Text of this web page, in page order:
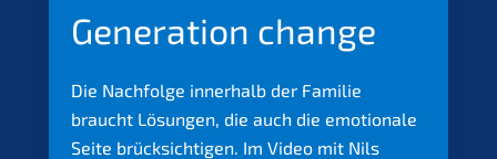
Genera­ti­on change
Die Nachfol­ge inner­halb der Familie
braucht Lösun­gen, die auch die emotio­na­le
Seite brück­sich­ti­gen. Im Video mit Nils